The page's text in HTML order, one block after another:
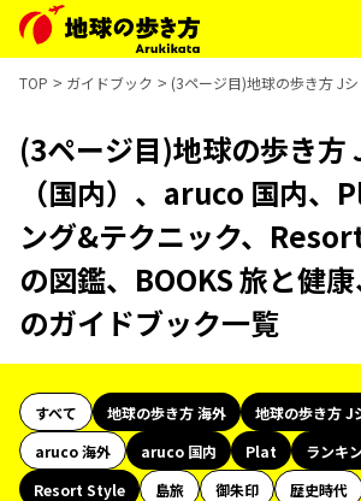
TOP ガイドブック (3ページ目)地球の歩き方 J
(3ページ目)地球の歩き方
（国内）、aruco 国内、
ング&テクニック、
の図鑑、BOOKS 旅と健
のガイドブック一覧
すべて 地球の歩き方 海外
地球の歩き方 J
aruco 海外
aruco 国内 Plat
ランキ
Resort Style
島旅 御朱印 歴史時代